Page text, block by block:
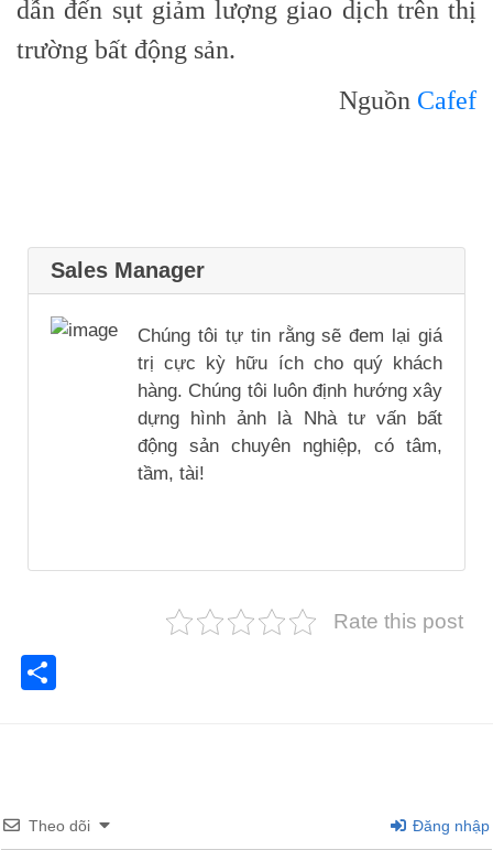
dẫn đến sụt giảm lượng giao dịch trên thị
trường bất động sản.
Nguồn Cafef
Sales Manager
Chúng tôi tự tin rằng sẽ đem lại giá
trị cực kỳ hữu ích cho quý khách
hàng. Chúng tôi luôn định hướng xây
dựng hình ảnh là Nhà tư vấn bất
động sản chuyên nghiệp, có tâm,
tầm, tài!
Rate this post
Theo dõi Đăng nhập